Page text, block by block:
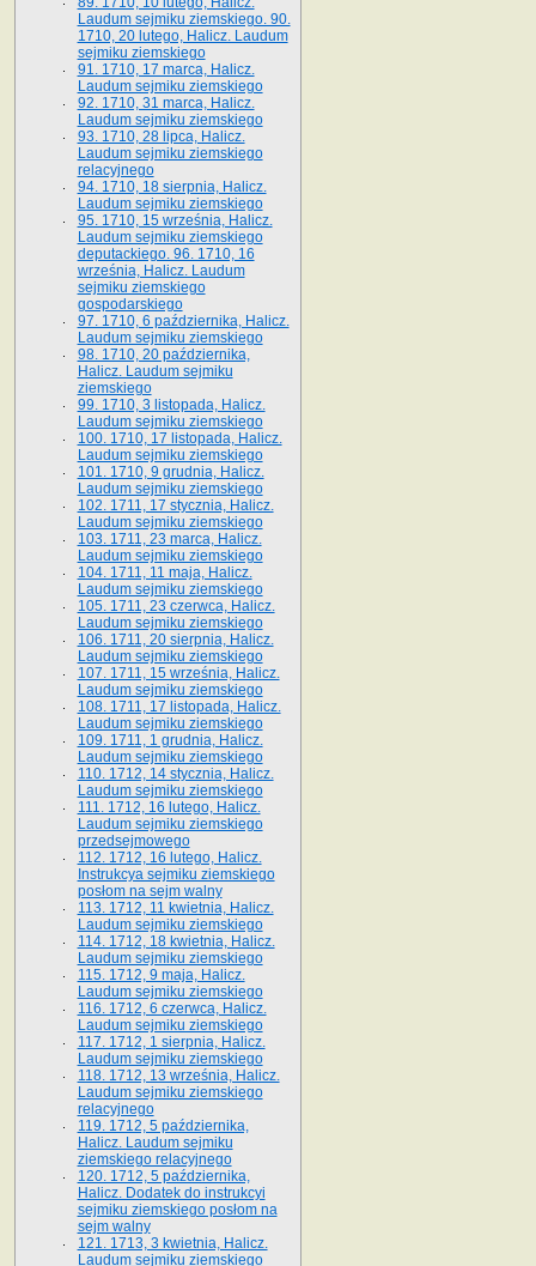
Laudum sejmiku ziemskiego. 90.
1710, 20 lutego, Halicz. Laudum
sejmiku ziemskiego
91. 1710, 17 marca, Halicz.
Laudum sejmiku ziemskiego
92. 1710, 31 marca, Halicz.
Laudum sejmiku ziemskiego
93. 1710, 28 lipca, Halicz.
Laudum sejmiku ziemskiego
relacyjnego
94. 1710, 18 sierpnia, Halicz.
Laudum sejmiku ziemskiego
95. 1710, 15 września, Halicz.
Laudum sejmiku ziemskiego
deputackiego. 96. 1710, 16
września, Halicz. Laudum
sejmiku ziemskiego
gospodarskiego
97. 1710, 6 października, Halicz.
Laudum sejmiku ziemskiego
98. 1710, 20 października,
Halicz. Laudum sejmiku
ziemskiego
99. 1710, 3 listopada, Halicz.
Laudum sejmiku ziemskiego
100. 1710, 17 listopada, Halicz.
Laudum sejmiku ziemskiego
101. 1710, 9 grudnia, Halicz.
Laudum sejmiku ziemskiego
102. 1711, 17 stycznia, Halicz.
Laudum sejmiku ziemskiego
103. 1711, 23 marca, Halicz.
Laudum sejmiku ziemskiego
104. 1711, 11 maja, Halicz.
Laudum sejmiku ziemskiego
105. 1711, 23 czerwca, Halicz.
Laudum sejmiku ziemskiego
106. 1711, 20 sierpnia, Halicz.
Laudum sejmiku ziemskiego
107. 1711, 15 września, Halicz.
Laudum sejmiku ziemskiego
108. 1711, 17 listopada, Halicz.
Laudum sejmiku ziemskiego
109. 1711, 1 grudnia, Halicz.
Laudum sejmiku ziemskiego
110. 1712, 14 stycznia, Halicz.
Laudum sejmiku ziemskiego
111. 1712, 16 lutego, Halicz.
Laudum sejmiku ziemskiego
przedsejmowego
112. 1712, 16 lutego, Halicz.
Instrukcya sejmiku ziemskiego
posłom na sejm walny
113. 1712, 11 kwietnia, Halicz.
Laudum sejmiku ziemskiego
114. 1712, 18 kwietnia, Halicz.
Laudum sejmiku ziemskiego
115. 1712, 9 maja, Halicz.
Laudum sejmiku ziemskiego
116. 1712, 6 czerwca, Halicz.
Laudum sejmiku ziemskiego
117. 1712, 1 sierpnia, Halicz.
Laudum sejmiku ziemskiego
118. 1712, 13 września, Halicz.
Laudum sejmiku ziemskiego
relacyjnego
119. 1712, 5 października,
Halicz. Laudum sejmiku
ziemskiego relacyjnego
120. 1712, 5 października,
Halicz. Dodatek do instrukcyi
sejmiku ziemskiego posłom na
sejm walny
121. 1713, 3 kwietnia, Halicz.
Laudum sejmiku ziemskiego